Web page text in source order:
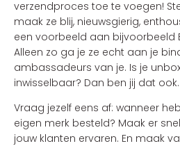
verzendproces toe te voegen!
maak ze blij, nieuwsgierig,
een voorbeeld aan bijvoorbeeld
Alleen zo ga je ze echt aan je
ambassadeurs van je. Is je
inwisselbaar? Dan ben jij dat ook.
Vraag jezelf eens af: wanneer
eigen merk besteld? Maak er
jouw klanten ervaren. En maak